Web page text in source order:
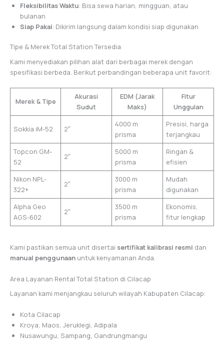
Fleksibilitas Waktu: Bisa sewa harian, mingguan, atau
bulanan
Siap Pakai: Dikirim langsung dalam kondisi siap digunakan
Tipe & Merek Total Station Tersedia
Kami menyediakan pilihan alat dari berbagai merek dengan
spesifikasi berbeda. Berikut perbandingan beberapa unit favorit:
Merek & Tipe
Akurasi
Sudut
EDM (Jarak
Maks)
Fitur
Unggulan
Sokkia iM-52 2″
4000 m
prisma
Presisi, harga
terjangkau
Topcon GM-
52
2″
5000 m
prisma
Ringan &
efisien
Nikon NPL-
322+
2″
3000 m
prisma
Mudah
digunakan
Alpha Geo
AGS-602
2″
3500 m
prisma
Ekonomis,
fitur lengkap
Kami pastikan semua unit disertai sertifikat kalibrasi resmi dan
manual penggunaan untuk kenyamanan Anda.
Area Layanan Rental Total Station di Cilacap
Layanan kami menjangkau seluruh wilayah Kabupaten Cilacap:
Kota Cilacap
Kroya, Maos, Jeruklegi, Adipala
Nusawungu, Sampang, Gandrungmangu